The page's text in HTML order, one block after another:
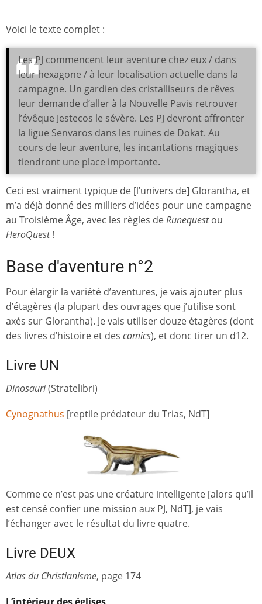
Voici le texte complet :
Les PJ commencent leur aventure chez eux / dans
leur hexagone / à leur localisation actuelle dans la
campagne. Un gardien des cristalliseurs de rêves
leur demande d’aller à la Nouvelle Pavis retrouver
l’évêque Jestecos le sévère. Les PJ devront affronter
la ligue Senvaros dans les ruines de Dokat. Au
cours de leur aventure, les incantations magiques
tiendront une place importante.
Ceci est vraiment typique de [l’univers de] Glorantha, et
m’a déjà donné des milliers d’idées pour une campagne
au Troisième Âge, avec les règles deRunequestou
HeroQuest!
Base d'aventure n°2
Pour élargir la variété d’aventures, je vais ajouter plus
d’étagères (la plupart des ouvrages que j’utilise sont
axés sur Glorantha). Je vais utiliser douze étagères (dont
des livres d’histoire et des comics), et donc tirer un d12.
Livre UN
Dinosauri(Stratelibri)
Cynognathus [reptile prédateur du Trias, NdT]
Comme ce n’est pas une créature intelligente [alors qu’il
est censé confier une mission aux PJ, NdT], je vais
l’échanger avec le résultat du livre quatre.
Livre DEUX
Atlas du Christianisme, page 174